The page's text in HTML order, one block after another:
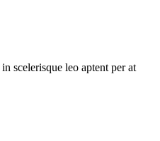
scelerisque leo aptent per at